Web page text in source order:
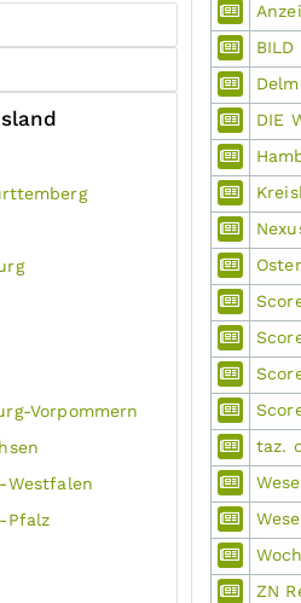
Vorpommern
Westfalen
Pfalz
BILD
DIE
taz.
ZN